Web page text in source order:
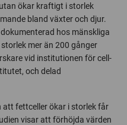
ökar kraftigt i storlek
bland växter och djur.
hos mänskliga
mer än 200 gånger
vid institutionen för cell-
och delad
att fettceller ökar i storlek får
visar att förhöjda värden